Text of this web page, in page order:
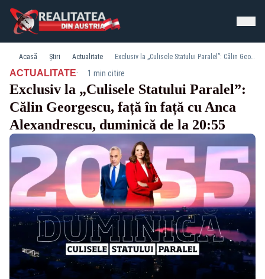
Acasă Știri Actualitate Exclusiv la „Culisele Statului Paralel”: Călin Georgescu, față în față cu Anca Alexandrescu, duminică de la 20:55
ACTUALITATE· 1 min citire
Exclusiv la „Culisele Statului Paralel”:
Călin Georgescu, față în față cu Anca
Alexandrescu, duminică de la 20:55